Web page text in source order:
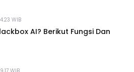
WIB
AI? Berikut Fungsi Dan